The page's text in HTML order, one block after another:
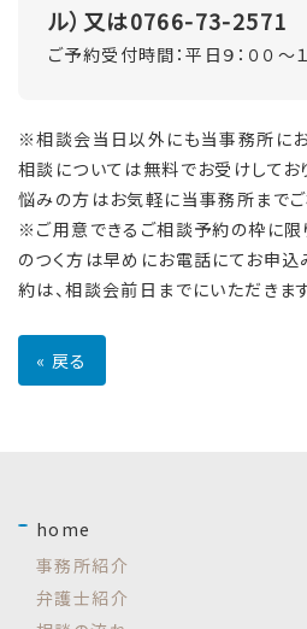
ル）又は0766-73-2571
ご予約受付時間：平日９：００～１
※相談会当日以外にも当事務所に
相談については無料でお受けしてお
悩みの方はお気軽に当事務所までご
※ご用意できるご相談予約の枠に限
のつく方は早めにお電話にてお申込
約は、相談会前日までにいただきます
« 戻る
home
事務所紹介
弁護士紹介